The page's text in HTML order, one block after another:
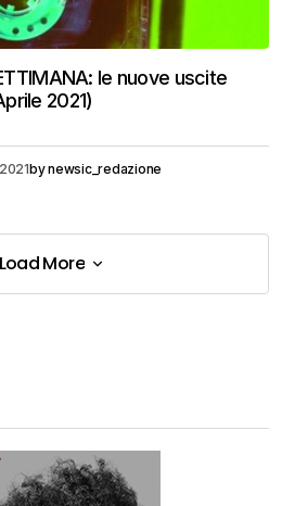
le nuove uscite
2021)
bynewsic_redazione
Load More
More